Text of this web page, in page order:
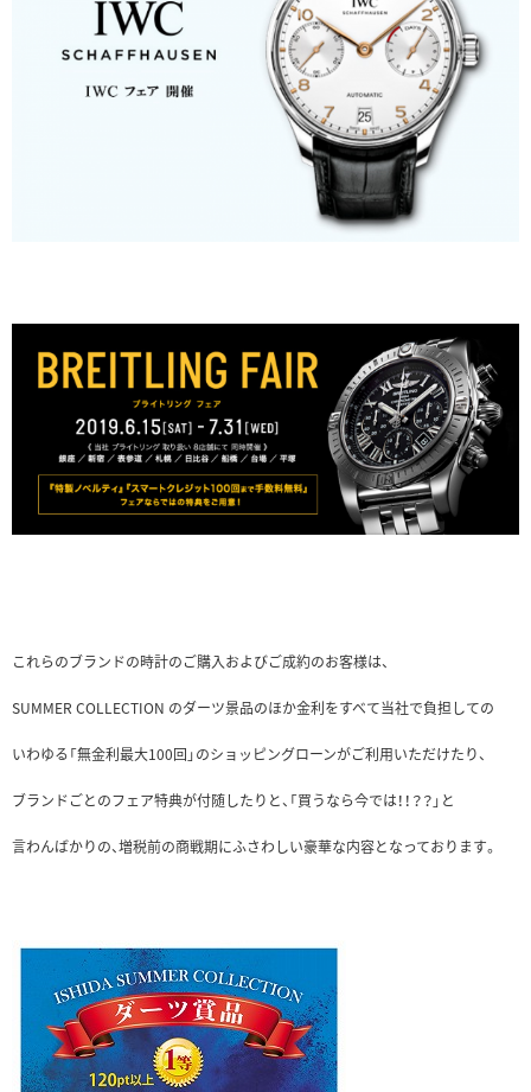
これらのブランドの時計のご購入およびご成約のお客様は、
SUMMER COLLECTION のダーツ景品のほか金利をすべて当社で負担しての
いわゆる「無金利最大100回」のショッピングローンがご利用いただけたり、
ブランドごとのフェア特典が付随したりと、「買うなら今では！！？？」と
言わんばかりの、増税前の商戦期にふさわしい豪華な内容となっております。